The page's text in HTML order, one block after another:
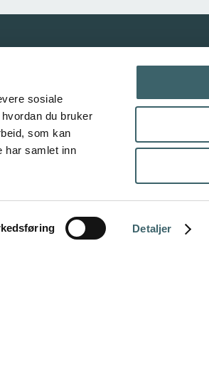
sosiale
du bruker
som kan
har samlet inn
Detaljer